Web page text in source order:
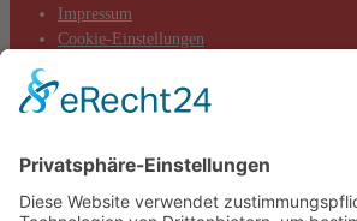
Impressum
Cookie-Einstellungen
Aktuelles
Aktionen
Termine